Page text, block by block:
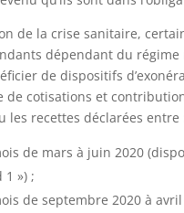
de la crise sanitaire,
dépendant du régime
de dispositifs
de cotisations et
les recettes déclarées entre
de mars à juin 2020
1 ») ;
de septembre 2020 à